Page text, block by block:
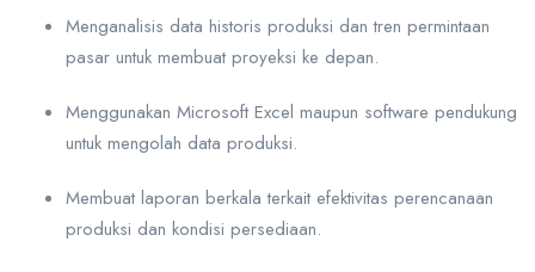
Menganalisis data historis produksi dan tren permintaan
pasar untuk membuat proyeksi ke depan.
Menggunakan Microsoft Excel maupun software pendukung
untuk mengolah data produksi.
Membuat laporan berkala terkait efektivitas perencanaan
produksi dan kondisi persediaan.